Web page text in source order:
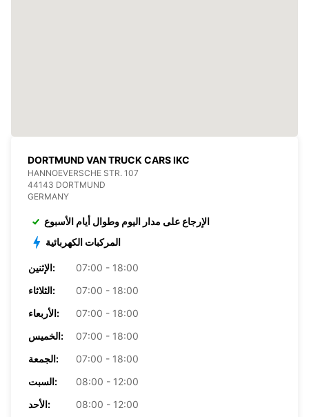
DORTMUND VAN TRUCK CARS IKC
HANNOEVERSCHE STR. 107
44143 DORTMUND
GERMANY
الإرجاع على مدار اليوم وطوال أيام الأسبوع
المركبات الكهربائية
الإثنين:
07:00 - 18:00
الثلاثاء:
07:00 - 18:00
الأربعاء:
07:00 - 18:00
الخميس:
07:00 - 18:00
الجمعة:
07:00 - 18:00
السبت:
08:00 - 12:00
الأحد:
08:00 - 12:00